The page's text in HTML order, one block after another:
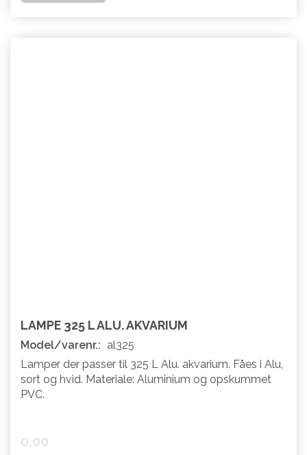
LAMPE 325 L ALU. AKVARIUM
Model/varenr.: al325
Lamper der passer til 325 L Alu. akvarium. Fåes i Alu,
sort og hvid. Materiale: Aluminium og opskummet
PVC.
0,00